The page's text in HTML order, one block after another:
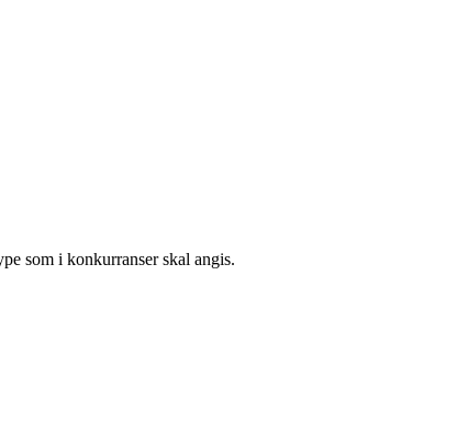
som i konkurranser skal angis.